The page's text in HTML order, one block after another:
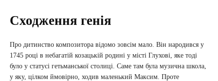
Сходження генія
Про дитинство композитора відомо зовсім мало. Він народився у
1745 році в небагатій козацькій родині у місті Глухові, яке тоді
було у статусі гетьманської столиці. Саме там була музична школа,
у яку, цілком ймовірно, ходив маленький Максим. Проте